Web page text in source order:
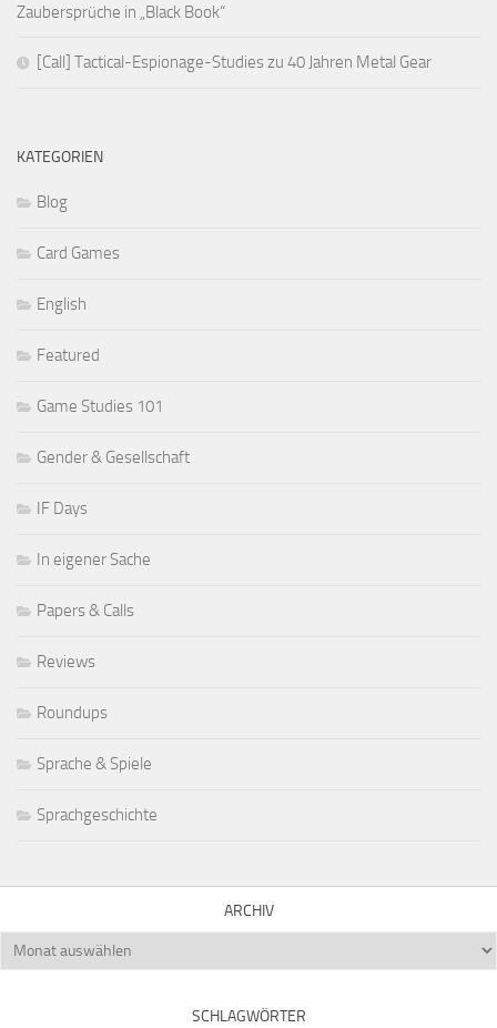
Zaubersprüche in „Black Book“
[Call] Tactical-Espionage-Studies zu 40 Jahren Metal Gear
KATEGORIEN
Blog
Card Games
English
Featured
Game Studies 101
Gender & Gesellschaft
IF Days
In eigener Sache
Papers & Calls
Reviews
Roundups
Sprache & Spiele
Sprachgeschichte
ARCHIV
Archiv
SCHLAGWÖRTER